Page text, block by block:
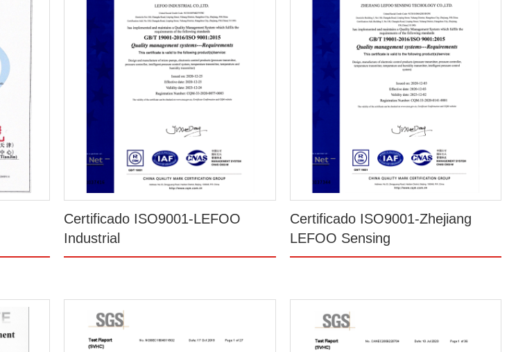
Certificado ISO9001-LEFOO
Industrial
Certificado ISO9001-Zhejiang
LEFOO Sensing